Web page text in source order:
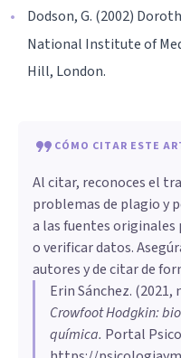
Dodson, G. (2002)
National Institute of
Hill, London.
CÓMO CITAR ESTE
Al citar, reconoces el
problemas de plagio y
a las fuentes
o verificar datos.
autores y de citar de
Erin Sánchez. (2021,
Crowfoot Hodgkin:
química. Portal